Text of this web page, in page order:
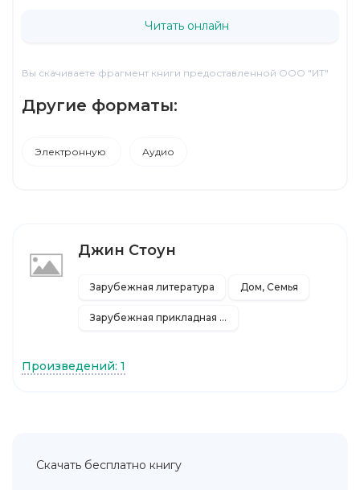
Читать онлайн
Вы скачиваете фрагмент книги предоставленной ООО "ИТ"
Другие форматы:
Электронную Аудио
Джин Стоун
Зарубежная литература Дом, Семья
Зарубежная прикладная и научно-популярная литература
Произведений: 1
Скачать бесплатно книгу